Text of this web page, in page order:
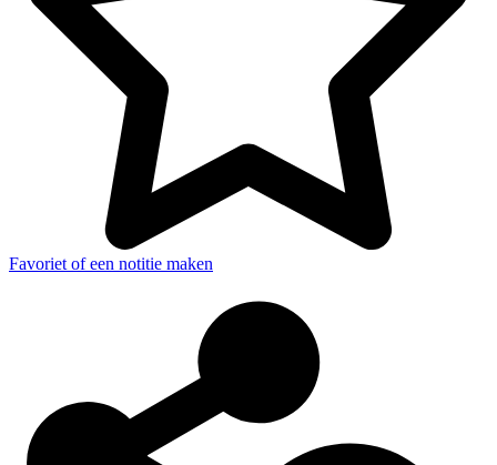
Favoriet of een notitie maken